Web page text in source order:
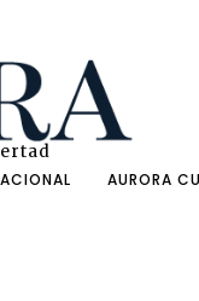
AURORA